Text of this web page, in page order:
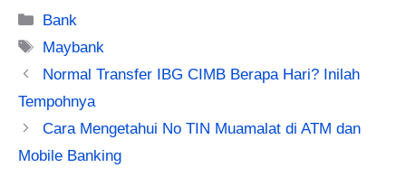
Categories
Bank
Tags
Maybank
Normal Transfer IBG CIMB Berapa Hari? Inilah
Tempohnya
Cara Mengetahui No TIN Muamalat di ATM dan
Mobile Banking